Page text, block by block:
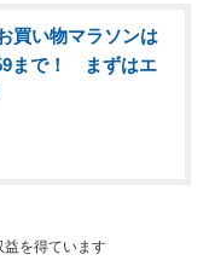
買い物マラソンは
まで！ まずはエ
を得ています